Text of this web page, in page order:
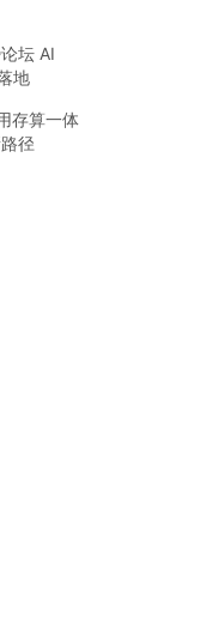
坛 AI
地
存算一体
径